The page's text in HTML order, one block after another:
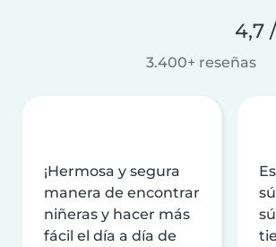
4,7
3.400+ reseñas
¡Hermosa y segura
manera de encontrar
niñeras y hacer más
fácil el día a día de